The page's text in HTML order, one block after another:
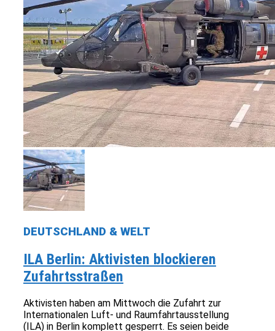
DEUTSCHLAND & WELT
ILA Berlin: Aktivisten blockieren
Zufahrtsstraßen
Aktivisten haben am Mittwoch die Zufahrt zur
Internationalen Luft- und Raumfahrtausstellung
(ILA) in Berlin komplett gesperrt. Es seien beide